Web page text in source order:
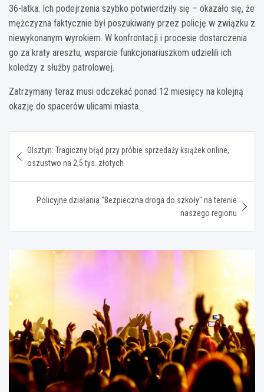
36-latka. Ich podejrzenia szybko potwierdziły się – okazało się, że
mężczyzna faktycznie był poszukiwany przez policję w związku z
niewykonanym wyrokiem. W konfrontacji i procesie dostarczenia
go za kraty aresztu, wsparcie funkcjonariuszkom udzielili ich
koledzy z służby patrolowej.
Zatrzymany teraz musi odczekać ponad 12 miesięcy na kolejną
okazję do spacerów ulicami miasta.
wpisu
Olsztyn: Tragiczny błąd przy próbie sprzedaży książek online,
oszustwo na 2,5 tys. złotych
Policyjne działania "Bezpieczna droga do szkoły" na terenie
naszego regionu